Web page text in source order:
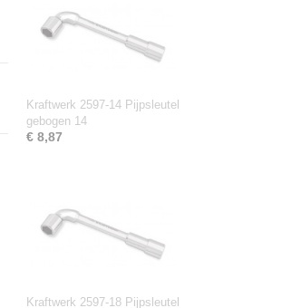
Kraftwerk 2597-14 Pijpsleutel
gebogen 14
€ 8,87
Kraftwerk 2597-18 Pijpsleutel